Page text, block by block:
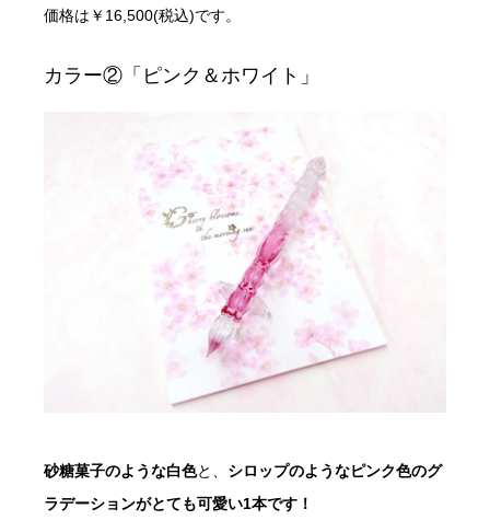
価格は￥16,500(税込)です。
カラー②「ピンク＆ホワイト」
砂糖菓子のような白色と、 シロップのようなピンク色のグ
ラデーションがとても可愛い1本です！